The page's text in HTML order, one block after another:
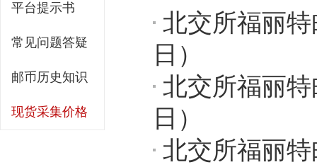
平台提示书
常见问题答疑
邮币历史知识
现货采集价格
北交所福丽
日）
北交所福丽
日）
北交所福丽